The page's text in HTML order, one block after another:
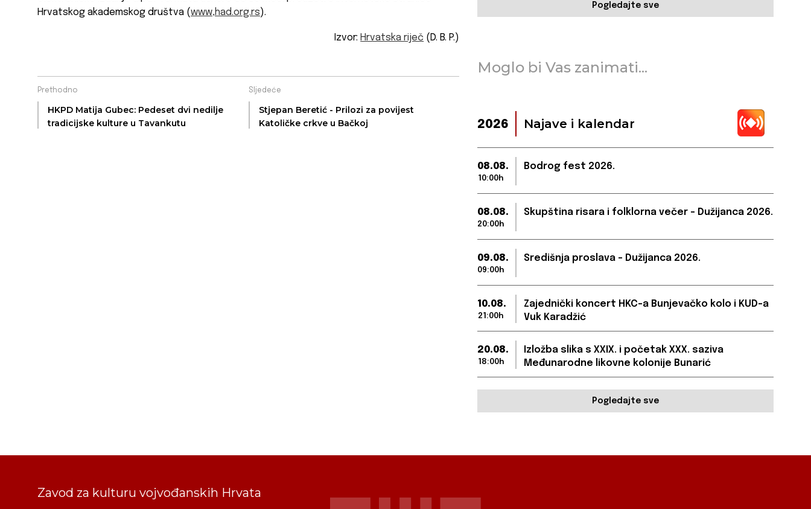
Hrvatskog akademskog društva (www,had.org.rs).
Izvor:Hrvatska riječ (D. B. P.)
Prethodno
HKPD Matija Gubec: Pedeset dvi nedilje
tradicijske kulture u Tavankutu
Sljedeće
Stjepan Beretić - Prilozi za povijest
Katoličke crkve u Bačkoj
Pogledajte sve
Moglo bi Vas zanimati...
2026 Najave i kalendar
08.08.
10:00h
Bodrog fest 2026.
08.08.
20:00h
Skupština risara i folklorna večer – Dužijanca 2026.
09.08.
09:00h
Središnja proslava – Dužijanca 2026.
10.08.
21:00h
Zajednički koncert HKC-a Bunjevačko kolo i KUD-a
Vuk Karadžić
20.08.
18:00h
Izložba slika s XXIX. i početak XXX. saziva
Međunarodne likovne kolonije Bunarić
Pogledajte sve
Zavod za kulturu vojvođanskih Hrvata